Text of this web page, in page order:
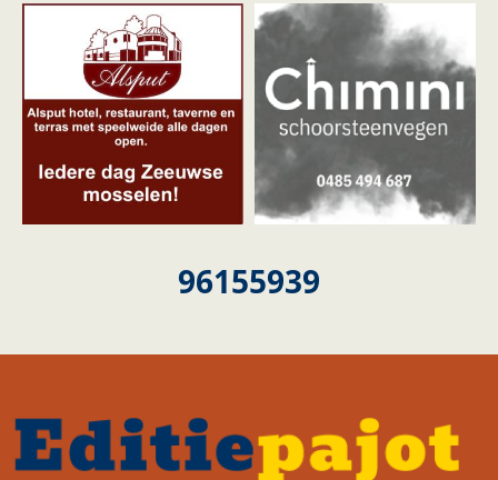
96155939